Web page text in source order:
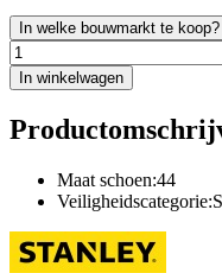
In welke bouwmarkt te koop?
In winkelwagen
Maat schoen:44